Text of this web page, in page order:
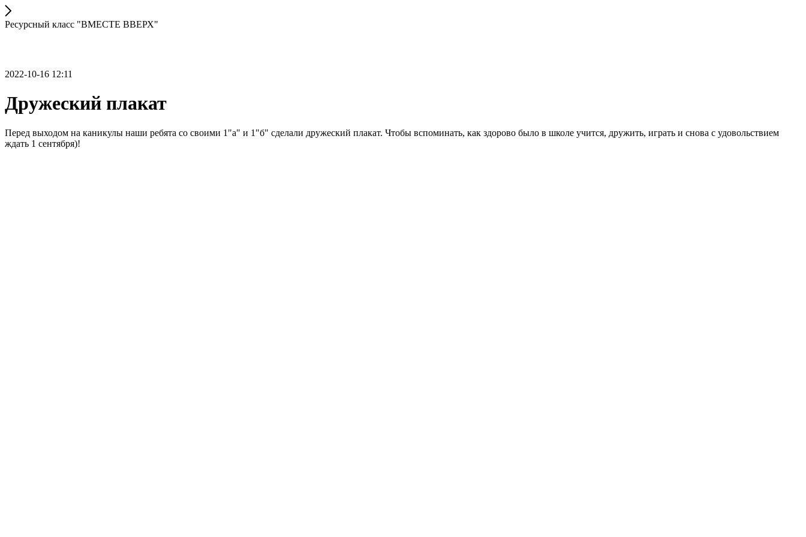
Ресурсный класс "ВМЕСТЕ ВВЕРХ"
2022-10-16 12:11
Дружеский плакат
Перед выходом на каникулы наши ребята со своими 1"а" и 1"б" сделали дружеский плакат. Чтобы вспоминать, как здорово было в школе учится, дружить, играть и снова с удовольствием
ждать 1 сентября)!